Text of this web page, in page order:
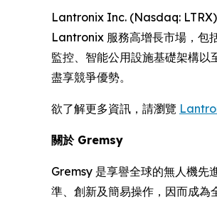
Lantronix Inc. (Nasdaq: LTRX)
Lantronix 服務高增長市場，包
監控、智能公用設施基礎架構
盡享競爭優勢。
欲了解更多資訊，請瀏覽
關於 Gremsy
Gremsy 是享譽全球的無人機先
準、創新及簡易操作，因而成為